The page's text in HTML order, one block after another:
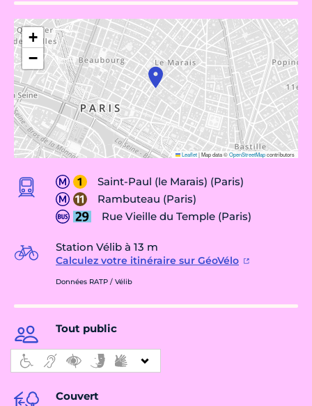
+
−
Leaflet|Map data ©OpenStreetMapcontributors
Saint-Paul (le Marais) (Paris)
Rambuteau (Paris)
Rue Vieille du Temple (Paris)
Station Vélib à 13 m
Calculez votre itinéraire sur GéoVélo
Données RATP / Vélib
Tout public
Couvert